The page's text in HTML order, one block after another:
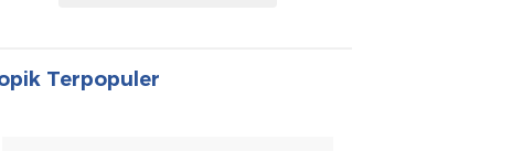
Terpopuler